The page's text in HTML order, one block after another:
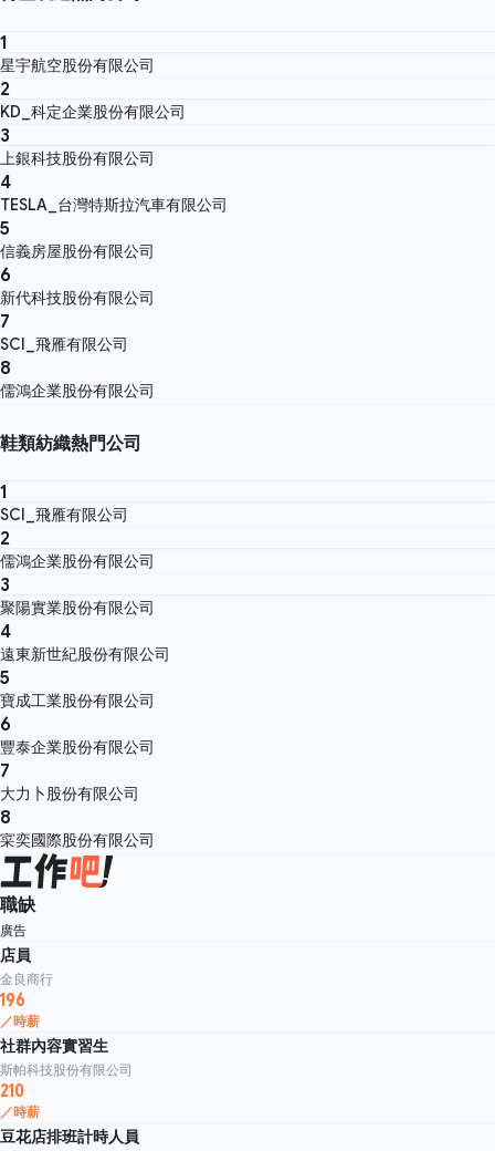
1
星宇航空股份有限公司
2
KD_科定企業股份有限公司
3
上銀科技股份有限公司
4
TESLA_台灣特斯拉汽車有限公司
5
信義房屋股份有限公司
6
新代科技股份有限公司
7
SCI_飛雁有限公司
8
儒鴻企業股份有限公司
鞋類紡織熱門公司
1
SCI_飛雁有限公司
2
儒鴻企業股份有限公司
3
聚陽實業股份有限公司
4
遠東新世紀股份有限公司
5
寶成工業股份有限公司
6
豐泰企業股份有限公司
7
大力卜股份有限公司
8
寀奕國際股份有限公司
職缺
廣告
店員
金良商行
196
／時薪
社群內容實習生
斯帕科技股份有限公司
210
／時薪
豆花店排班計時人員